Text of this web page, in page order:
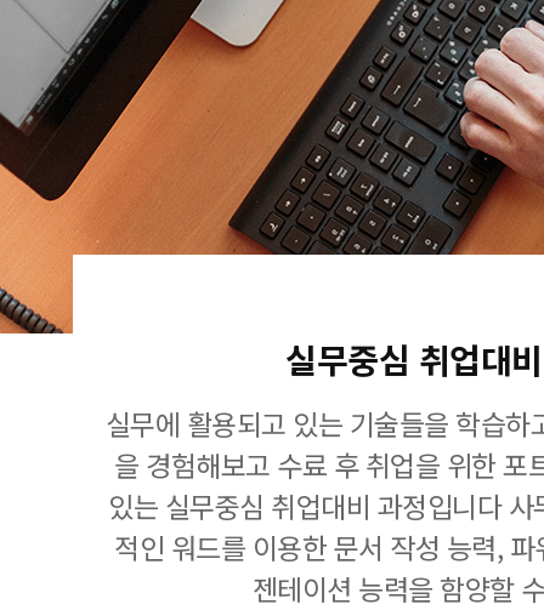
실무중심 취업대
실무에 활용되고 있는 기술들을 학습
을 경험해보고 수료 후 취업을 위한 포
있는 실무중심 취업대비 과정입니다
적인 워드를 이용한 문서 작성 능력,
젠테이션 능력을 함양할